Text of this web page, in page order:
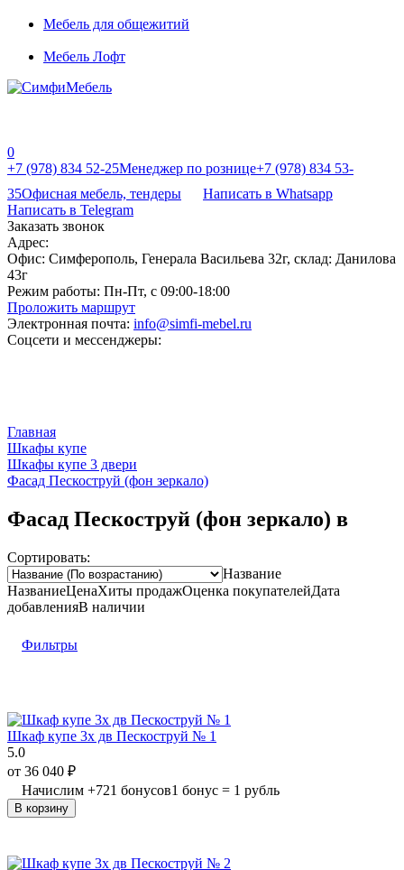
Мебель для общежитий
Мебель Лофт
0
+7 (978) 834 52-25Менеджер по рознице+7 (978) 834 53-
35Офисная мебель, тендеры
Написать в Whatsapp
Написать в Telegram
Заказать звонок
Адрес:
Офис: Симферополь, Генерала Васильева 32г, склад: Данилова
43г
Режим работы: Пн-Пт, с 09:00-18:00
Проложить маршрут
Электронная почта: info@simfi-mebel.ru
Соцсети и мессенджеры:
Главная
Шкафы купе
Шкафы купе 3 двери
Фасад Пескоструй (фон зеркало)
Фасад Пескоструй (фон зеркало) в
Сортировать:
Название
НазваниеЦенаХиты продажОценка покупателейДата
добавленияВ наличии
Фильтры
Шкаф купе 3х дв Пескоструй № 1
5.0
от 36 040 ₽
Начислим +721 бонусов1 бонус = 1 рубль
В корзину